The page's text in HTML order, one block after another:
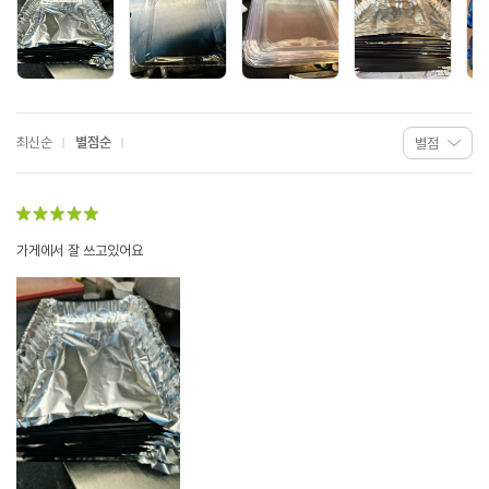
최신순 별점순
가게에서 잘 쓰고있어요